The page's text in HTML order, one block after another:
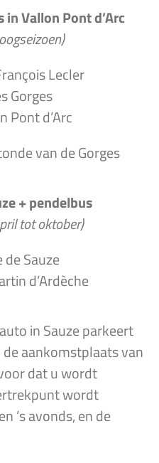
Vallon Pont d’Arc
Lecler
Gorges
Pont d’Arc
van de Gorges
+ pendelbus
tot oktober)
Sauze
d’Ardèche
in Sauze parkeert
aankomstplaats van
dat u wordt
wordt
’s avonds, en de